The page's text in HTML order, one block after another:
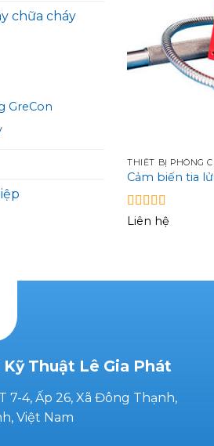
chữa cháy
GreCon
THIẾT BỊ PHÒNG
Cảm biến tia
Được xếp
5 sao
Liên hệ
Thuật Lê Gia Phát
7-4, Ấp 26, Xã Đông Thạnh,
Việt Nam